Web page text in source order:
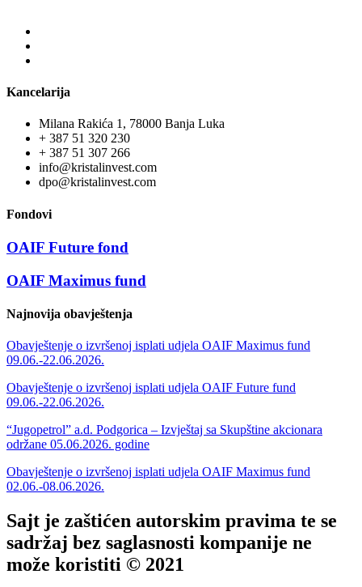
Kancelarija
Milana Rakića 1, 78000 Banja Luka
+ 387 51 320 230
+ 387 51 307 266
info@kristalinvest.com
dpo@kristalinvest.com
Fondovi
OAIF Future fond
OAIF Maximus fund
Najnovija obavještenja
Obavještenje o izvršenoj isplati udjela OAIF Maximus fund
09.06.-22.06.2026.
Obavještenje o izvršenoj isplati udjela OAIF Future fund
09.06.-22.06.2026.
“Jugopetrol” a.d. Podgorica – Izvještaj sa Skupštine akcionara
održane 05.06.2026. godine
Obavještenje o izvršenoj isplati udjela OAIF Maximus fund
02.06.-08.06.2026.
Sajt je zaštićen autorskim pravima te se
sadržaj bez saglasnosti kompanije ne
može koristiti © 2021